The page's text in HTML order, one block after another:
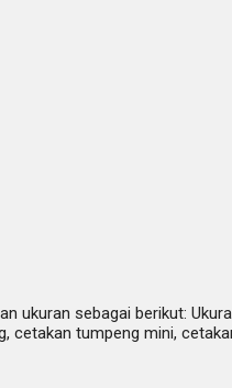
ukuran sebagai berikut:
tumpeng mini,